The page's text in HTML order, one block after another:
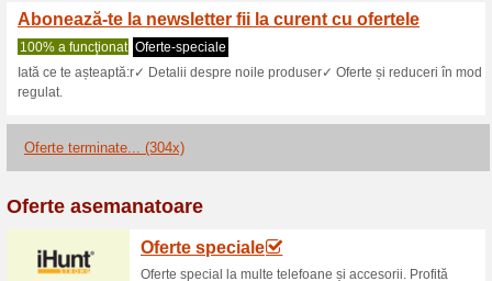
200 RON reducere
mare de 1000 RON
47% a funcţionat
200 RON reducere la